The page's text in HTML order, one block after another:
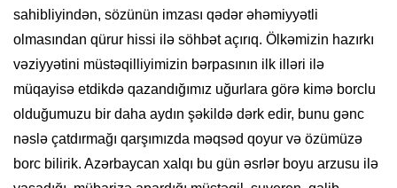
sahibliyindən, sözünün imzası qədər əhəmiyyətli
olmasından qürur hissi ilə söhbət açırıq. Ölkəmizin hazırkı
vəziyyətini müstəqilliyimizin bərpasının ilk illəri ilə
müqayisə etdikdə qazandığımız uğurlara görə kimə borclu
olduğumuzu bir daha aydın şəkildə dərk edir, bunu gənc
nəslə çatdırmağı qarşımızda məqsəd qoyur və özümüzə
borc bilirik. Azərbaycan xalqı bu gün əsrlər boyu arzusu ilə